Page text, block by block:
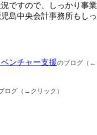
ですので、しっかり事業
島中央会計事務所もしっ
ンチャー支援のブログ（←
ログ（←クリック）